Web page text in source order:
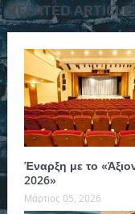
RELATED
Έναρξη με το
2026»
Μάρτιος 05, 2026